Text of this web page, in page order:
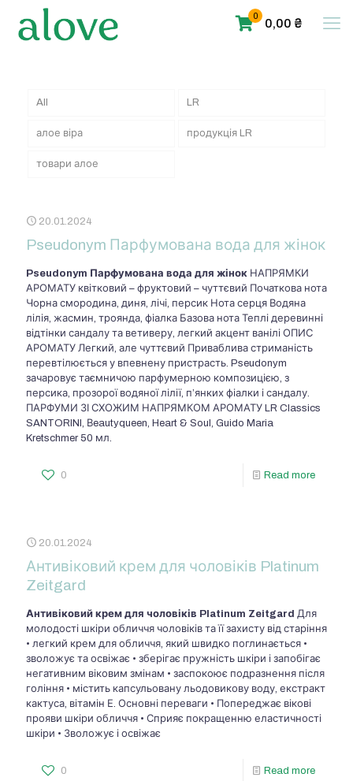
0
0,00 ₴
All LR
алое віра продукція LR
товари алое
20.01.2024
Pseudonym Парфумована вода для жінок
Pseudonym Парфумована вода для жінок НАПРЯМКИ
АРОМАТУ квітковий – фруктовий – чуттєвий Початкова нота
Чорна смородина, диня, лічі, персик Нота серця Водяна
лілія, жасмин, троянда, фіалка Базова нота Теплі деревинні
відтінки сандалу та ветиверу, легкий акцент ванілі ОПИС
АРОМАТУ Легкий, але чуттєвий Приваблива стриманість
перевтілюється у впевнену пристрасть. Pseudonym
зачаровує таємничою парфумерною композицією, з
персика, прозорої водяної лілії, п’янких фіалки і сандалу.
ПАРФУМИ ЗІ СХОЖИМ НАПРЯМКОМ АРОМАТУ LR Classics
SANTORINI, Вeautyqueen, Heart & Soul, Guido Maria
Kretschmer 50 мл.
0 Read more
20.01.2024
Антивіковий крем для чоловіків Platinum
Zeitgard
Антивіковий крем для чоловіків Platinum Zeitgard Для
молодості шкіри обличчя чоловіків та її захисту від старіння
• легкий крем для обличчя, який швидко поглинається •
зволожує та освіжає • зберігає пружність шкіри і запобігає
негативним віковим змінам • заспокоює подразнення після
гоління • містить капсульовану льодовикову воду, екстракт
кактуса, вітамін Е. Основні переваги • Попереджає вікові
прояви шкіри обличчя • Сприяє покращенню еластичності
шкіри • Зволожує і освіжає
0 Read more